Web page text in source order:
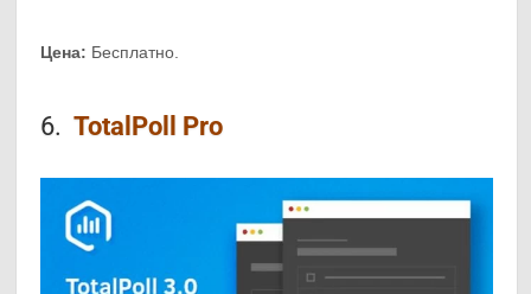
Цена: Бесплатно.
6.TotalPoll Pro